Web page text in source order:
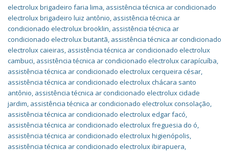
electrolux brigadeiro faria lima, assistência técnica ar condicionado
electrolux brigadeiro luiz antônio, assistência técnica ar
condicionado electrolux brooklin, assistência técnica ar
condicionado electrolux butantã, assistência técnica ar condicionado
electrolux caieiras, assistência técnica ar condicionado electrolux
cambuci, assistência técnica ar condicionado electrolux carapícuíba,
assistência técnica ar condicionado electrolux cerqueira césar,
assistência técnica ar condicionado electrolux chácara santo
antônio, assistência técnica ar condicionado electrolux cidade
jardim, assistência técnica ar condicionado electrolux consolação,
assistência técnica ar condicionado electrolux edgar facó,
assistência técnica ar condicionado electrolux freguesia do ó,
assistência técnica ar condicionado electrolux higienópolis,
assistência técnica ar condicionado electrolux ibirapuera,